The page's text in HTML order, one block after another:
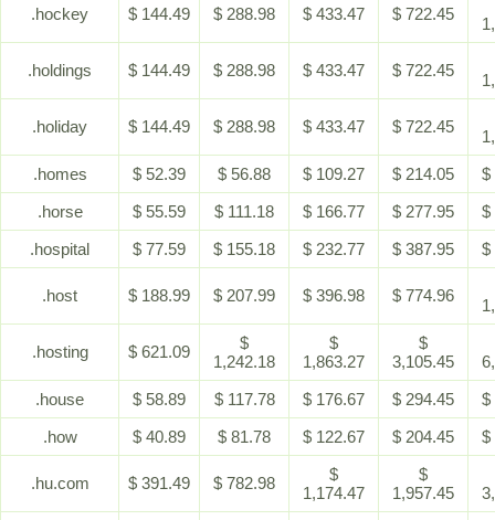
.hockey $ 144.49 $ 288.98 $ 433.47 $ 722.45
.holdings $ 144.49 $ 288.98 $ 433.47 $ 722.45
.holiday $ 144.49 $ 288.98 $ 433.47 $ 722.45
.homes
$ 52.39 $ 56.88 $ 109.27 $ 214.05
$
.horse
$ 55.59 $ 111.18 $ 166.77 $ 277.95
$
.hospital
$ 77.59 $ 155.18 $ 232.77 $ 387.95 $
.host $ 188.99 $ 207.99 $ 396.98 $ 774.96
.hosting $ 621.09
$
1,242.18
$
1,863.27
$
3,105.45
.house
$ 58.89 $ 117.78 $ 176.67 $ 294.45
$
.how
$ 40.89 $ 81.78 $ 122.67 $ 204.45 $
.hu.com $ 391.49 $ 782.98
$
1,174.47
$
1,957.45